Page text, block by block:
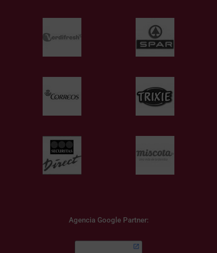
Agencia Google Partner: